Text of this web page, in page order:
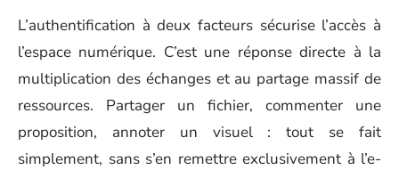
L’authentification à deux facteurs sécurise l’accès à
l’espace numérique. C’est une réponse directe à la
multiplication des échanges et au partage massif de
ressources. Partager un fichier, commenter une
proposition, annoter un visuel : tout se fait
simplement, sans s’en remettre exclusivement à l’e-